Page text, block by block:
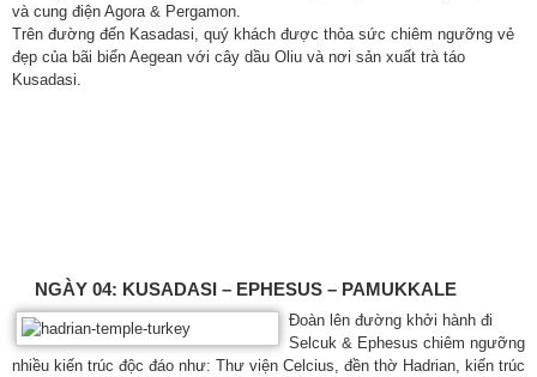
và cung điện Agora & Pergamon.
Trên đường đến Kasadasi, quý khách được thỏa sức chiêm ngưỡng vẻ
đẹp của bãi biển Aegean với cây dầu Oliu và nơi sản xuất trà táo
Kusadasi.
NGÀY 04: KUSADASI – EPHESUS – PAMUKKALE
Đoàn lên đường khởi hành đi
Selcuk & Ephesus chiêm ngưỡng
nhiều kiến trúc độc đáo như: Thư viện Celcius, đền thờ Hadrian, kiến trúc